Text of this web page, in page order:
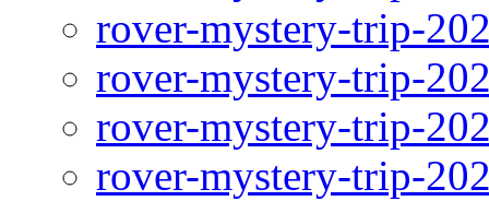
rover-mystery-trip-
rover-mystery-trip-
rover-mystery-trip-
rover-mystery-trip-